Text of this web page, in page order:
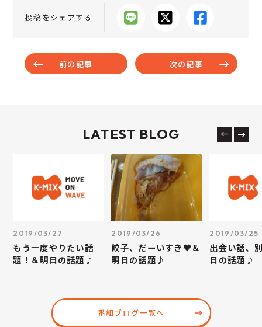
投稿をシェアする
前の記事 次の記事
LATEST BLOG
2019/03/27
もう一度やりたい話
題！＆明日の話題♪
2019/03/26
餃子、だーいすき♥＆
明日の話題♪
2019/03/25
出会い話、
日の話題♪
番組ブログ一覧へ